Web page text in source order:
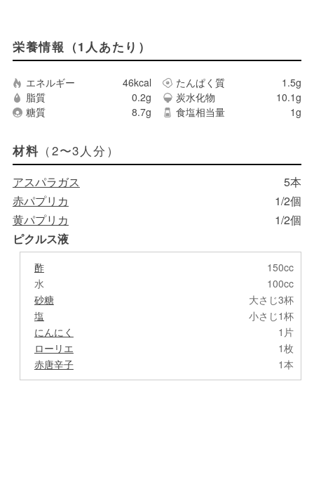
栄養情報（1人あたり）
エネルギー 46kcal たんぱく質
1.5g
脂質
0.2g 炭水化物
10.1g
糖質
8.7g 食塩相当量 1g
材料 （2〜3人分）
アスパラガス
5本
赤パプリカ
1/2個
黄パプリカ
1/2個
ピクルス液
酢
150cc
水
100cc
砂糖
大さじ3杯
塩
小さじ1杯
にんにく
1片
ローリエ
1枚
赤唐辛子
1本